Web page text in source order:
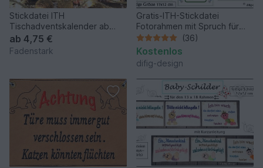
Stickdatei ITH
Tischadventskalender ab
10x10cm Maus Weihanchten
ab 4,75 €
Fadenstark
Gratis-ITH-Stickdatei
Fotorahmen mit Spruch für
den 13x18 Rahmen
(36)
Kostenlos
difig-design